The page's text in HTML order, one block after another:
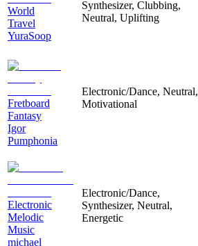
World
Travel
YuraSoop
Synthesizer, Clubbing,
Neutral, Uplifting
Fretboard
Fantasy
Igor
Pumphonia
Electronic/Dance, Neutral,
Motivational
Electronic
Melodic
Music
michael
Electronic/Dance,
Synthesizer, Neutral,
Energetic